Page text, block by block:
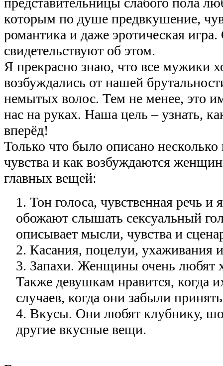
которым по душе предвкушение,
романтика и даже эротическая
свидетельствуют об этом.
Я прекрасно знаю, что все мужики
возбуждались от нашей
немытых волос. Тем не менее, это
нас на руках. Наша цель – узнать,
вперёд!
Только что было описано
чувства и как возбуждаются
главных вещей:
1. Тон голоса, чувственная речь
обожают слышать сексуальный
описывает мысли, чувства и
2. Касания, поцелуи, ухаживания
3. Запахи. Женщины очень любят
Также девушкам нравится, когда
случаев, когда они забыли
4. Вкусы. Они любят клубнику,
другие вкусные вещи.